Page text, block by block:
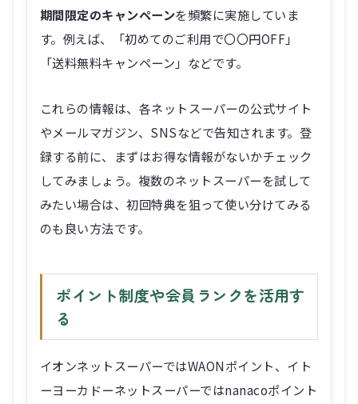
期間限定のキャンペーンを頻繁に実施していま
す。例えば、「初めてのご利用で〇〇円OFF」
「送料無料キャンペーン」などです。
これらの情報は、各ネットスーパーの公式サイト
やメールマガジン、SNSなどで告知されます。登
録する前に、まずはお得な情報がないかチェック
してみましょう。複数のネットスーパーを試して
みたい場合は、初回特典を狙って使い分けてみる
のも良い方法です。
ポイント制度や会員ランクを活用す
る
イオンネットスーパーではWAONポイント、イト
ーヨーカドーネットスーパーではnanacoポイント